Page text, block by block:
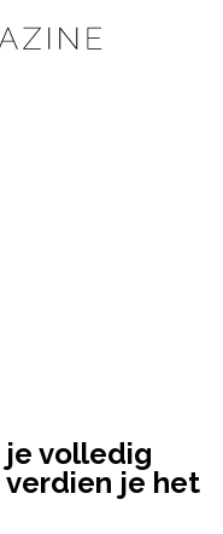
je volledig
verdien je het